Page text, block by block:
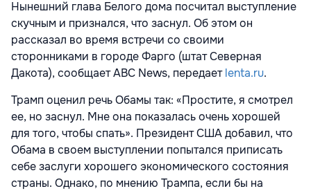
Нынешний глава Белого дома посчитал выступление
скучным и признался, что заснул. Об этом он
рассказал во время встречи со своими
сторонниками в городе Фарго (штат Северная
Дакота), сообщает ABC News, передаетlenta.ru.
Трамп оценил речь Обамы так: «Простите, я смотрел
ее, но заснул. Мне она показалась очень хорошей
для того, чтобы спать». Президент США добавил, что
Обама в своем выступлении попытался приписать
себе заслуги хорошего экономического состояния
страны. Однако, по мнению Трампа, если бы на